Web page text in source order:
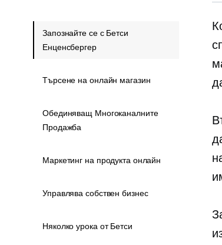
Запознайте се с Бетси
Енценсбергер
Търсене на онлайн магазин
Обединяващ Многоканалните
Продажба
Маркетинг на продукта онлайн
Управлява собствен бизнес
Няколко урока от Бетси